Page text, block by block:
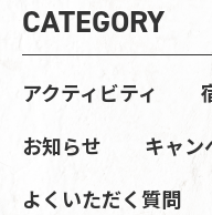
CATEGORY
アクティビティ
お知らせ
キャン
よくいただく質問